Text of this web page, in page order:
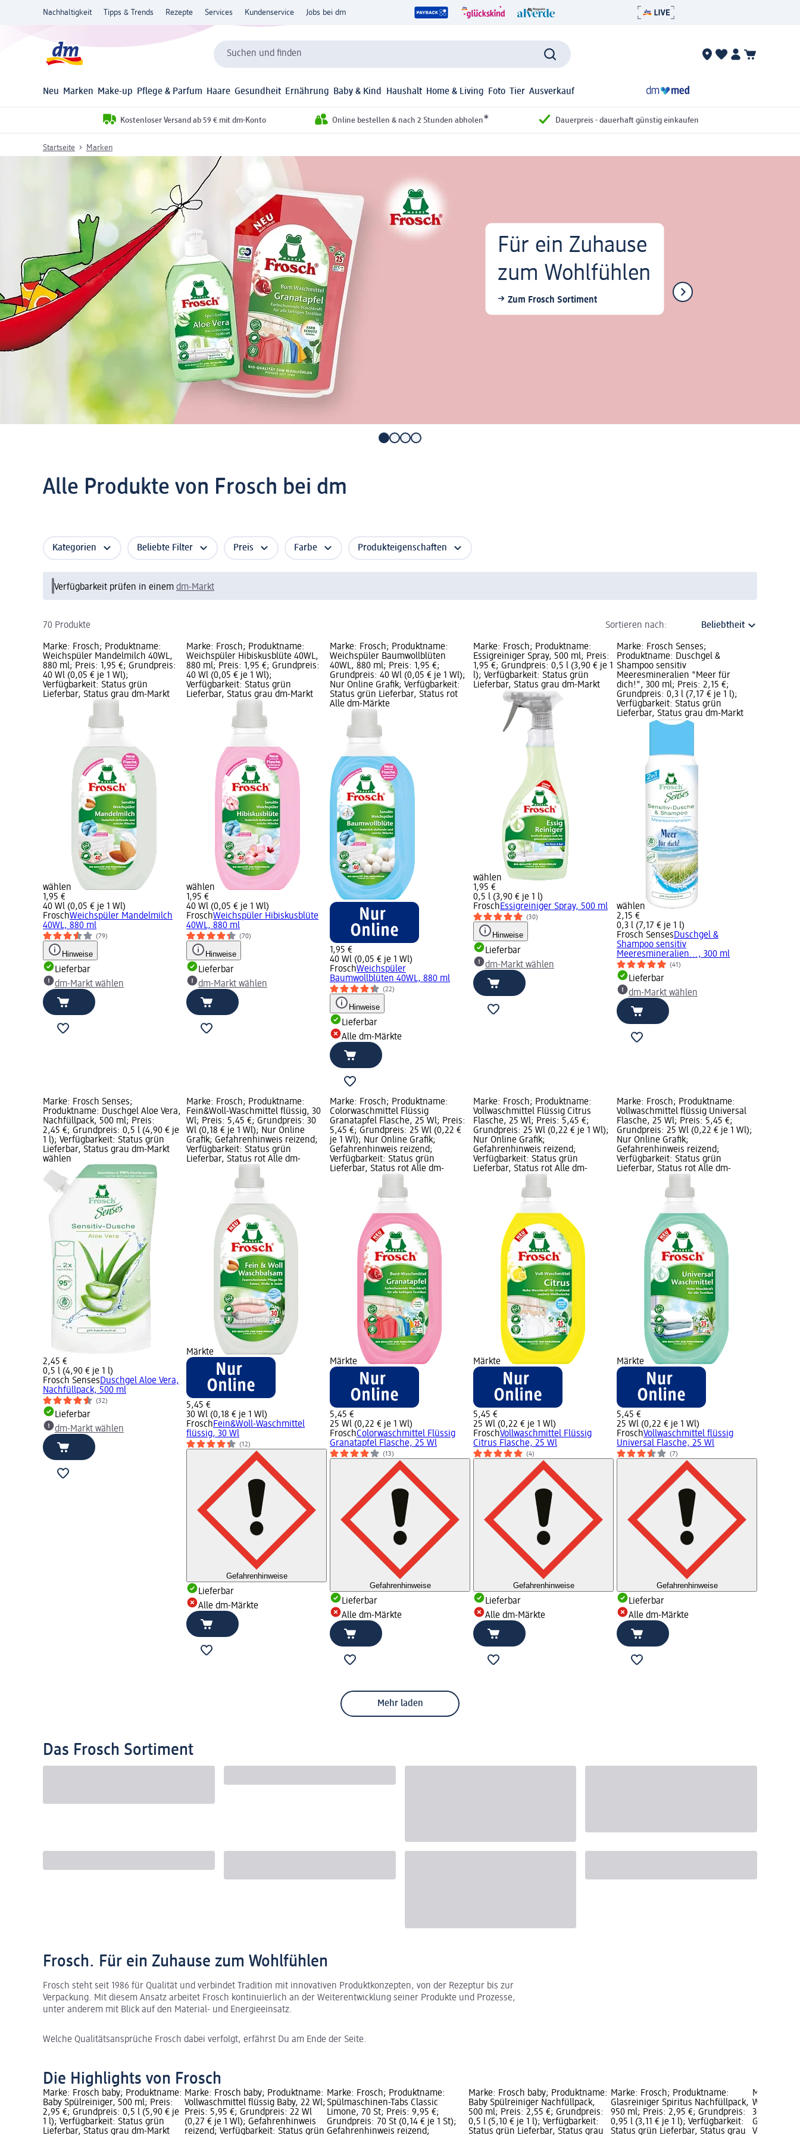
Nachhaltigkeit Tipps & Trends Rezepte Services Kundenservice Jobs bei dm
Suchen und finden
Neu Marken Make-up Pflege & Parfum Haare Gesundheit Ernährung Baby & Kind Haushalt Home & Living Foto Tier Ausverkauf
Kostenloser Versand ab 59 € mit dm-Konto Online bestellen & nach 2 Stunden abholen* Dauerpreis - dauerhaft günstig einkaufen
Startseite Marken
Für ein Zuhause
zum Wohlfühlen
Zum Frosch Sortiment
Alle Produkte von Frosch bei dm
Kategorien Beliebte Filter Preis Farbe Produkteigenschaften
Verfügbarkeit prüfen in einem dm-Markt
70 Produkte Sortieren nach:
Marke: Frosch; Produktname:
Weichspüler Mandelmilch 40WL,
880 ml; Preis: 1,95 €; Grundpreis:
40 Wl (0,05 € je 1 Wl);
Verfügbarkeit: Status grün
Lieferbar, Status grau dm-Markt
wählen
1,95 €
40 Wl (0,05 € je 1 Wl)
FroschWeichspüler Mandelmilch
40WL, 880 ml
(79)
Hinweise
Lieferbar
dm-Markt wählen
Marke: Frosch; Produktname:
Weichspüler Hibiskusblüte 40WL,
880 ml; Preis: 1,95 €; Grundpreis:
40 Wl (0,05 € je 1 Wl);
Verfügbarkeit: Status grün
Lieferbar, Status grau dm-Markt
wählen
1,95 €
40 Wl (0,05 € je 1 Wl)
FroschWeichspüler Hibiskusblüte
40WL, 880 ml
(70)
Hinweise
Lieferbar
dm-Markt wählen
Marke: Frosch; Produktname:
Weichspüler Baumwollblüten
40WL, 880 ml; Preis: 1,95 €;
Grundpreis: 40 Wl (0,05 € je 1 Wl);
Nur Online Grafik; Verfügbarkeit:
Status grün Lieferbar, Status rot
Alle dm-Märkte
1,95 €
40 Wl (0,05 € je 1 Wl)
FroschWeichspüler
Baumwollblüten 40WL, 880 ml
(22)
Hinweise
Lieferbar
Alle dm-Märkte
Marke: Frosch; Produktname:
Essigreiniger Spray, 500 ml; Preis:
1,95 €; Grundpreis: 0,5 l (3,90 € je 1
l); Verfügbarkeit: Status grün
Lieferbar, Status grau dm-Markt
wählen
1,95 €
0,5 l (3,90 € je 1 l)
FroschEssigreiniger Spray, 500 ml
(30)
Hinweise
Lieferbar
dm-Markt wählen
Marke: Frosch Senses;
Produktname: Duschgel &
Shampoo sensitiv
Meeresmineralien "Meer für
dich!", 300 ml; Preis: 2,15 €;
Grundpreis: 0,3 l (7,17 € je 1 l);
Verfügbarkeit: Status grün
Lieferbar, Status grau dm-Markt
wählen
2,15 €
0,3 l (7,17 € je 1 l)
Frosch SensesDuschgel &
Shampoo sensitiv
Meeresmineralien..., 300 ml
(41)
Lieferbar
dm-Markt wählen
Marke: Frosch Senses;
Produktname: Duschgel Aloe Vera,
Nachfüllpack, 500 ml; Preis:
2,45 €; Grundpreis: 0,5 l (4,90 € je
1 l); Verfügbarkeit: Status grün
Lieferbar, Status grau dm-Markt
wählen
2,45 €
0,5 l (4,90 € je 1 l)
Frosch SensesDuschgel Aloe Vera,
Nachfüllpack, 500 ml
(32)
Lieferbar
dm-Markt wählen
Marke: Frosch; Produktname:
Fein&Woll-Waschmittel flüssig, 30
Wl; Preis: 5,45 €; Grundpreis: 30
Wl (0,18 € je 1 Wl); Nur Online
Grafik; Gefahrenhinweis reizend;
Verfügbarkeit: Status grün
Lieferbar, Status rot Alle dm-
Märkte
5,45 €
30 Wl (0,18 € je 1 Wl)
FroschFein&Woll-Waschmittel
flüssig, 30 Wl
(12)
Gefahrenhinweise
Lieferbar
Alle dm-Märkte
Marke: Frosch; Produktname:
Colorwaschmittel Flüssig
Granatapfel Flasche, 25 Wl; Preis:
5,45 €; Grundpreis: 25 Wl (0,22 €
je 1 Wl); Nur Online Grafik;
Gefahrenhinweis reizend;
Verfügbarkeit: Status grün
Lieferbar, Status rot Alle dm-
Märkte
5,45 €
25 Wl (0,22 € je 1 Wl)
FroschColorwaschmittel Flüssig
Granatapfel Flasche, 25 Wl
(13)
Gefahrenhinweise
Lieferbar
Alle dm-Märkte
Marke: Frosch; Produktname:
Vollwaschmittel Flüssig Citrus
Flasche, 25 Wl; Preis: 5,45 €;
Grundpreis: 25 Wl (0,22 € je 1 Wl);
Nur Online Grafik;
Gefahrenhinweis reizend;
Verfügbarkeit: Status grün
Lieferbar, Status rot Alle dm-
Märkte
5,45 €
25 Wl (0,22 € je 1 Wl)
FroschVollwaschmittel Flüssig
Citrus Flasche, 25 Wl
(4)
Gefahrenhinweise
Lieferbar
Alle dm-Märkte
Marke: Frosch; Produktname:
Vollwaschmittel flüssig Universal
Flasche, 25 Wl; Preis: 5,45 €;
Grundpreis: 25 Wl (0,22 € je 1 Wl);
Nur Online Grafik;
Gefahrenhinweis reizend;
Verfügbarkeit: Status grün
Lieferbar, Status rot Alle dm-
Märkte
5,45 €
25 Wl (0,22 € je 1 Wl)
FroschVollwaschmittel flüssig
Universal Flasche, 25 Wl
(7)
Gefahrenhinweise
Lieferbar
Alle dm-Märkte
Mehr laden
Das Frosch Sortiment
Frosch. Für ein Zuhause zum Wohlfühlen
Frosch steht seit 1986 für Qualität und verbindet Tradition mit innovativen Produktkonzepten, von der Rezeptur bis zur
Verpackung. Mit diesem Ansatz arbeitet Frosch kontinuierlich an der Weiterentwicklung seiner Produkte und Prozesse,
unter anderem mit Blick auf den Material- und Energieeinsatz.
Welche Qualitätsansprüche Frosch dabei verfolgt, erfährst Du am Ende der Seite.
Die Highlights von Frosch
Marke: Frosch baby; Produktname:
Baby Spülreiniger, 500 ml; Preis:
2,95 €; Grundpreis: 0,5 l (5,90 € je
1 l); Verfügbarkeit: Status grün
Lieferbar, Status grau dm-Markt
Marke: Frosch baby; Produktname:
Vollwaschmittel flüssig Baby, 22 Wl;
Preis: 5,95 €; Grundpreis: 22 Wl
(0,27 € je 1 Wl); Gefahrenhinweis
reizend; Verfügbarkeit: Status grün
Marke: Frosch; Produktname:
Spülmaschinen-Tabs Classic
Limone, 70 St; Preis: 9,95 €;
Grundpreis: 70 St (0,14 € je 1 St);
Gefahrenhinweis reizend;
Marke: Frosch baby; Produktname:
Baby Spülreiniger Nachfüllpack,
500 ml; Preis: 2,55 €; Grundpreis:
0,5 l (5,10 € je 1 l); Verfügbarkeit:
Status grün Lieferbar, Status grau
Marke: Frosch; Produktname:
Glasreiniger Spiritus Nachfüllpack,
950 ml; Preis: 2,95 €; Grundpreis:
0,95 l (3,11 € je 1 l); Verfügbarkeit:
Status grün Lieferbar, Status grau
Marke:
30WL, 750